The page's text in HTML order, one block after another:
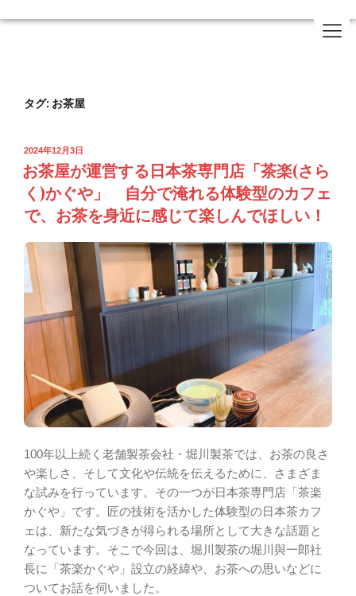
タグ: お茶屋
2024年12月3日
お茶屋が運営する日本茶専門店「茶楽(さら
く)かぐや」 自分で淹れる体験型のカフェ
で、お茶を身近に感じて楽しんでほしい！
100年以上続く老舗製茶会社・堀川製茶では、お茶の良さ
や楽しさ、そして文化や伝統を伝えるために、さまざま
な試みを行っています。その一つが日本茶専門店「茶楽
かぐや」です。匠の技術を活かした体験型の日本茶カフ
ェは、新たな気づきが得られる場所として大きな話題と
なっています。そこで今回は、堀川製茶の堀川與一郎社
長に「茶楽かぐや」設立の経緯や、お茶への思いなどに
ついてお話を伺いました。